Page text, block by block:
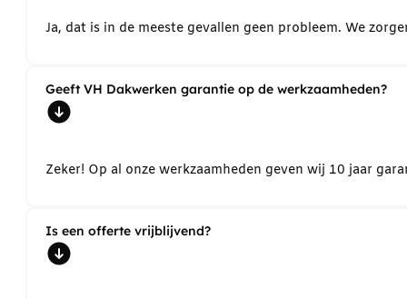
Ja, dat is in de meeste gevallen geen probleem. We
Geeft VH Dakwerken garantie op de werkzaamheden?
Zeker! Op al onze werkzaamheden geven wij 10 jaar
Is een offerte vrijblijvend?